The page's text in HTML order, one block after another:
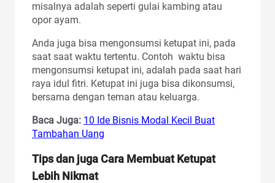
misalnya adalah seperti gulai kambing atau
opor ayam.
Anda juga bisa mengonsumsi ketupat ini, pada
saat saat waktu tertentu. Contoh waktu bisa
mengonsumsi ketupat ini, adalah pada saat hari
raya idul fitri. Ketupat ini juga bisa dikonsumsi,
bersama dengan teman atau keluarga.
Baca Juga: 10 Ide Bisnis Modal Kecil Buat
Tambahan Uang
Tips dan juga Cara Membuat Ketupat
Lebih Nikmat